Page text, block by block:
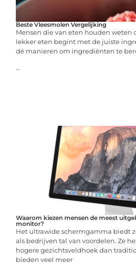
Beste Vleesmolen Vergelijking
Mensen die van eten houden weten
lekker eten begint met de juiste
dé manieren om ingrediënten te
...
Waarom kiezen mensen de meest
monitor?
Het ultrawide schermgamma biedt
als bedrijven tal van voordelen. Ze
hogere gezichtsveldhoek dan
bieden veel meer